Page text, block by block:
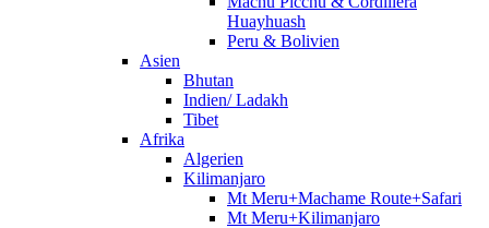
Huayhuash
Peru & Bolivien
Asien
Bhutan
Indien/ Ladakh
Tibet
Afrika
Algerien
Kilimanjaro
Mt Meru+Machame Route+Safari
Mt Meru+Kilimanjaro